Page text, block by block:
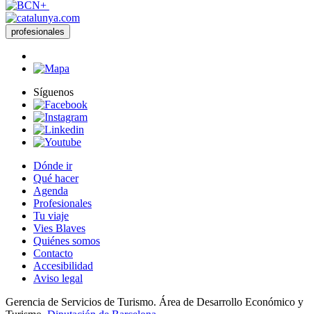
profesionales
Síguenos
Dónde ir
Qué hacer
Agenda
Profesionales
Tu viaje
Vies Blaves
Quiénes somos
Contacto
Accesibilidad
Aviso legal
Gerencia de Servicios de Turismo. Área de Desarrollo Económico y